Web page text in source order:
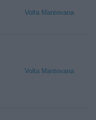
Volta Mantovana
Volta Mantovana